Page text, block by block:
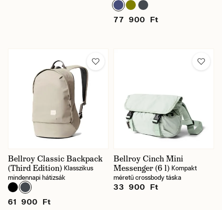
77 900 Ft
Bellroy Classic Backpack
(Third Edition) Klasszikus
mindennapi hátizsák
61 900 Ft
Bellroy Cinch Mini
Messenger (6 l) Kompakt
méretű crossbody táska
33 900 Ft